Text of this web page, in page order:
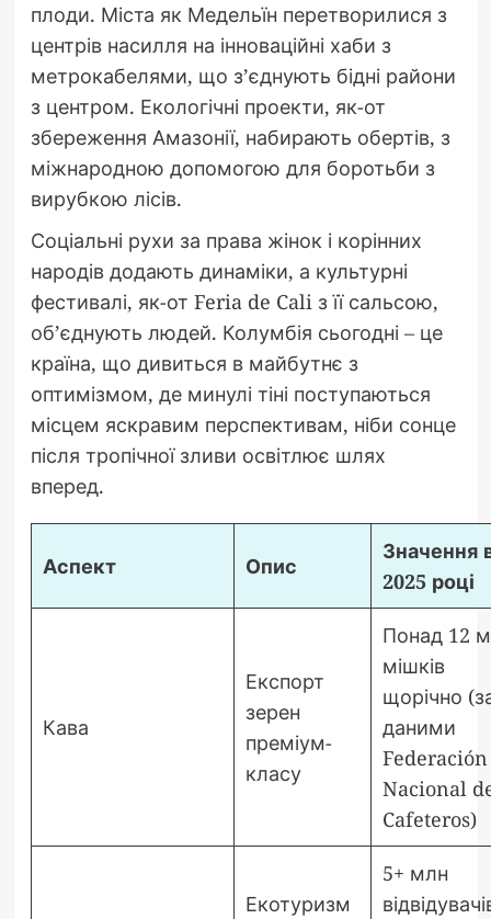
плоди. Міста як Медельїн перетворилися з
центрів насилля на інноваційні хаби з
метрокабелями, що з’єднують бідні райони
з центром. Екологічні проекти, як-от
збереження Амазонії, набирають обертів, з
міжнародною допомогою для боротьби з
вирубкою лісів.
Соціальні рухи за права жінок і корінних
народів додають динаміки, а культурні
фестивалі, як-от Feria de Cali з її сальсою,
об’єднують людей. Колумбія сьогодні – це
країна, що дивиться в майбутнє з
оптимізмом, де минулі тіні поступаються
місцем яскравим перспективам, ніби сонце
після тропічної зливи освітлює шлях
вперед.
Аспект Опис
Значення
2025 році
Кава
Експорт
зерен
преміум-
класу
Понад 12
мішків
щорічно
даними
Federación
Nacional
Cafeteros)
Екотуризм
5+ млн